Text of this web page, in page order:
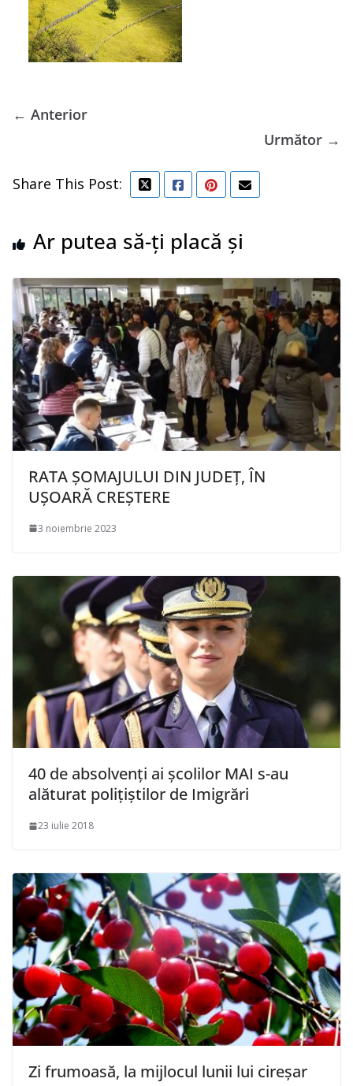
← Anterior
Următor →
Share This Post:
Ar putea să-ți placă și
RATA ȘOMAJULUI DIN JUDEȚ, ÎN
UȘOARĂ CREȘTERE
3 noiembrie 2023
40 de absolvenți ai școlilor MAI s-au
alăturat polițiștilor de Imigrări
23 iulie 2018
Zi frumoasă, la mijlocul lunii lui cireșar